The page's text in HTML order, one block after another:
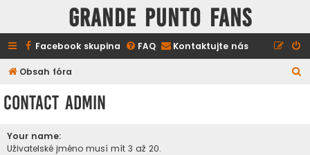
GRANDE PUNTO FANS
Facebook skupina FAQ Kontaktujte nás
Obsah fóra
Contact Admin
Your name:
Uživatelské jméno musí mít 3 až 20.